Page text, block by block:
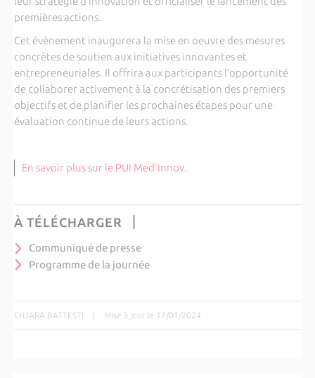
premières actions.
Cet évènement inaugurera la mise en oeuvre des mesures
concrètes de soutien aux initiatives innovantes et
entrepreneuriales. Il offrira aux participants l’opportunité
de collaborer activement à la concrétisation des premiers
objectifs et de planifier les prochaines étapes pour une
évaluation continue de leurs actions.
En savoir plus sur le PUI Med'Innov.
À TÉLÉCHARGER
Communiqué de presse
Programme de la journée
CHJARA BATTESTI | Mise à jour le 17/01/2024